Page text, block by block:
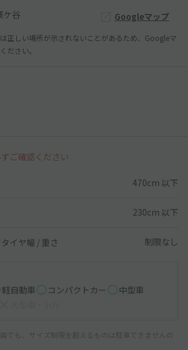
ケ谷 Googleマップ
正しい場所が示されないことがあるため、Googleマ
ださい。
ご確認ください
470cm 以下
230cm 以下
イヤ幅 / 重さ 制限なし
軽自動車 コンパクトカー
中型車
でも、サイズ制限を超えるものは駐車できませんの